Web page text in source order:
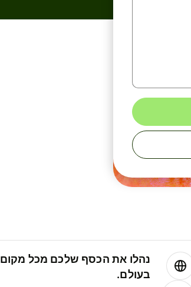
נהלו את הכסף שלכם מכל מקום
בעולם.